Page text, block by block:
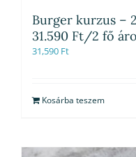
Burger kurzus –
31.590 Ft/2 fő
31,590 Ft
Kosárba teszem